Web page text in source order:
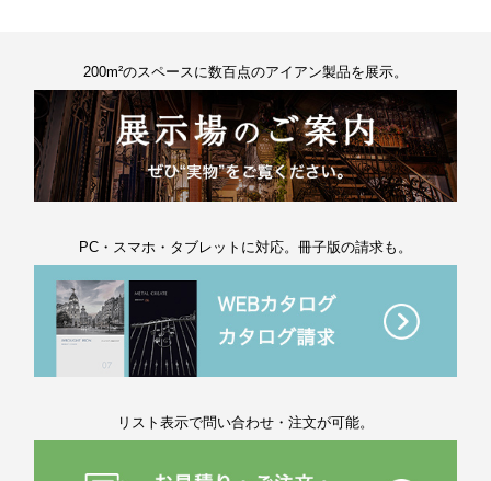
200m²のスペースに数百点のアイアン製品を展示。
PC・スマホ・タブレットに対応。冊子版の請求も。
リスト表示で問い合わせ・注文が可能。